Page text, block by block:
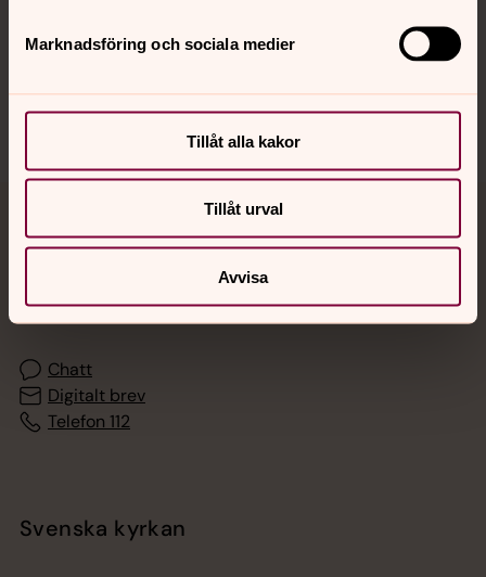
Marknadsföring och sociala medier
Tillåt alla kakor
Tillåt urval
Avvisa
Sociala kanaler
Jourhavande präst
Akut samtals- och krisstöd. Prata eller chatta anonymt
med en präst på kvällar och nätter.
Chatt
Digitalt brev
Telefon 112
Svenska kyrkan